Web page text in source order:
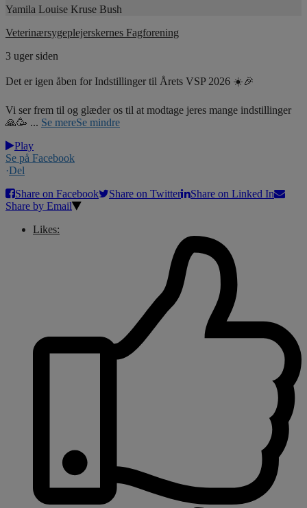
Yamila Louise Kruse Bush
Veterinærsygeplejerskernes Fagforening
3 uger siden
Det er igen åben for Indstillinger til Årets VSP 2026 ☀️🎉
Vi ser frem til og glæder os til at modtage jeres mange indstillinger
🙏🥳 ... Se mereSe mindre
Play
Se på Facebook
·Del
Share on Facebook
Share on Twitter
Share on Linked In
Share by Email
Likes: